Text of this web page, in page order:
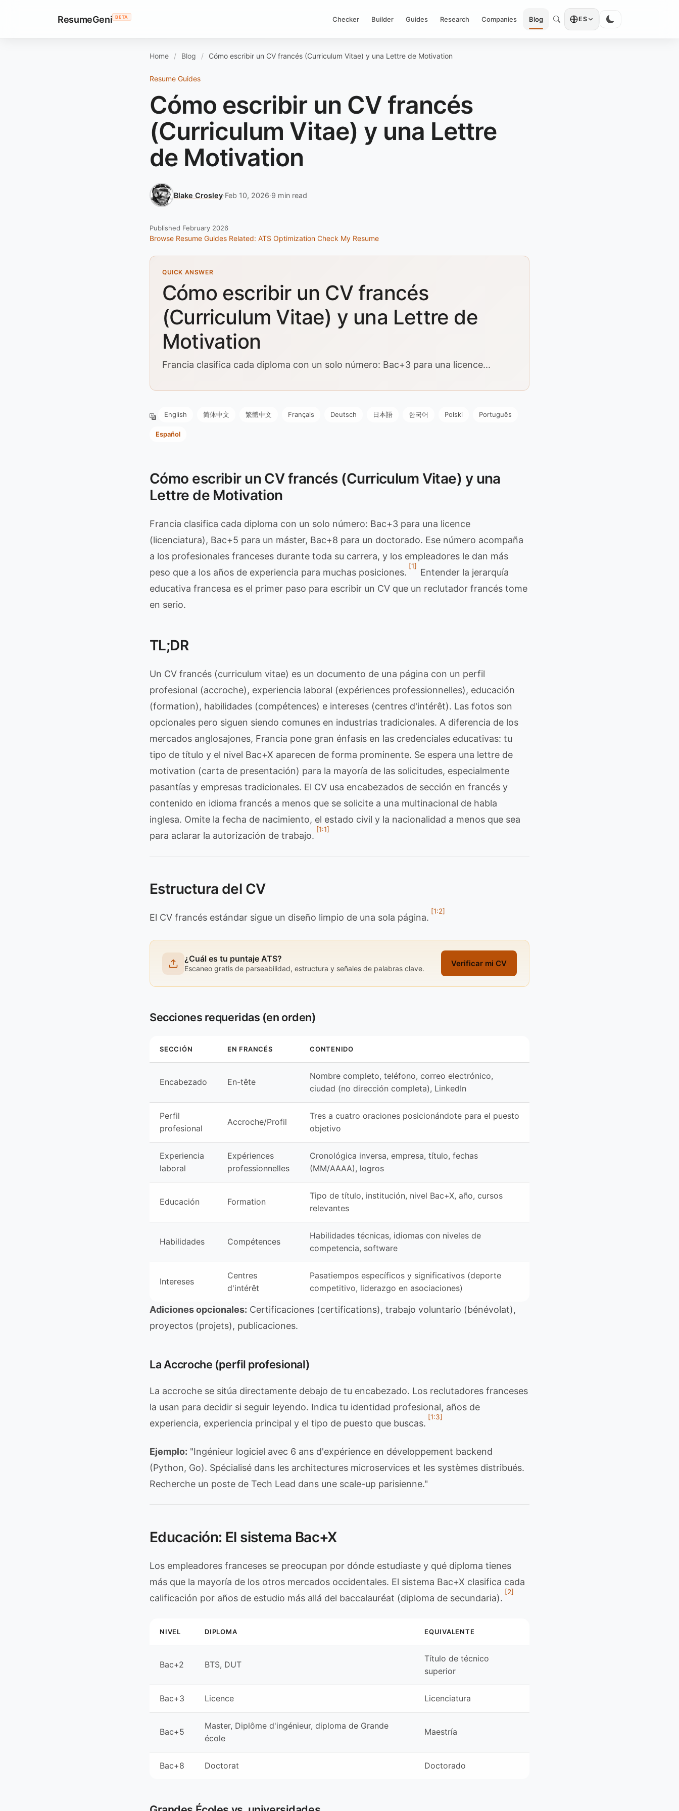
ResumeGeni BETA Checker Builder Guides Research Companies Blog ES
Home Blog Cómo escribir un CV francés (Curriculum Vitae) y una Lettre de Motivation
Resume Guides
Cómo escribir un CV francés
(Curriculum Vitae) y una Lettre
de Motivation
Blake Crosley·Feb 10, 2026·9 min read
Published February 2026
Browse Resume Guides Related: ATS Optimization Check My Resume
QUICK ANSWER
Cómo escribir un CV francés
(Curriculum Vitae) y una Lettre de
Motivation
Francia clasifica cada diploma con un solo número: Bac+3 para una licence...
English 简体中文 繁體中文 Français Deutsch 日本語 한국어 Polski Português
Español
Cómo escribir un CV francés (Curriculum Vitae) y una
Lettre de Motivation
Francia clasifica cada diploma con un solo número: Bac+3 para una licence
(licenciatura), Bac+5 para un máster, Bac+8 para un doctorado. Ese número acompaña
a los profesionales franceses durante toda su carrera, y los empleadores le dan más
peso que a los años de experiencia para muchas posiciones.
[1]
Entender la jerarquía
educativa francesa es el primer paso para escribir un CV que un reclutador francés tome
en serio.
TL;DR
Un CV francés (curriculum vitae) es un documento de una página con un perfil
profesional (accroche), experiencia laboral (expériences professionnelles), educación
(formation), habilidades (compétences) e intereses (centres d'intérêt). Las fotos son
opcionales pero siguen siendo comunes en industrias tradicionales. A diferencia de los
mercados anglosajones, Francia pone gran énfasis en las credenciales educativas: tu
tipo de título y el nivel Bac+X aparecen de forma prominente. Se espera una lettre de
motivation (carta de presentación) para la mayoría de las solicitudes, especialmente
pasantías y empresas tradicionales. El CV usa encabezados de sección en francés y
contenido en idioma francés a menos que se solicite a una multinacional de habla
inglesa. Omite la fecha de nacimiento, el estado civil y la nacionalidad a menos que sea
para aclarar la autorización de trabajo.
[1:1]
Estructura del CV
El CV francés estándar sigue un diseño limpio de una sola página.
[1:2]
¿Cuál es tu puntaje ATS?
Escaneo gratis de parseabilidad, estructura y señales de palabras clave.
Verificar mi CV
Secciones requeridas (en orden)
SECCIÓN EN FRANCÉS CONTENIDO
Encabezado En-tête
Nombre completo, teléfono, correo electrónico,
ciudad (no dirección completa), LinkedIn
Perfil
profesional
Accroche/Profil
Tres a cuatro oraciones posicionándote para el puesto
objetivo
Experiencia
laboral
Expériences
professionnelles
Cronológica inversa, empresa, título, fechas
(MM/AAAA), logros
Educación Formation
Tipo de título, institución, nivel Bac+X, año, cursos
relevantes
Habilidades Compétences
Habilidades técnicas, idiomas con niveles de
competencia, software
Intereses
Centres
d'intérêt
Pasatiempos específicos y significativos (deporte
competitivo, liderazgo en asociaciones)
Adiciones opcionales: Certificaciones (certifications), trabajo voluntario (bénévolat),
proyectos (projets), publicaciones.
La Accroche (perfil profesional)
La accroche se sitúa directamente debajo de tu encabezado. Los reclutadores franceses
la usan para decidir si seguir leyendo. Indica tu identidad profesional, años de
experiencia, experiencia principal y el tipo de puesto que buscas.
[1:3]
Ejemplo: "Ingénieur logiciel avec 6 ans d'expérience en développement backend
(Python, Go). Spécialisé dans les architectures microservices et les systèmes distribués.
Recherche un poste de Tech Lead dans une scale-up parisienne."
Educación: El sistema Bac+X
Los empleadores franceses se preocupan por dónde estudiaste y qué diploma tienes
más que la mayoría de los otros mercados occidentales. El sistema Bac+X clasifica cada
calificación por años de estudio más allá del baccalauréat (diploma de secundaria).
[2]
NIVEL DIPLOMA EQUIVALENTE
Bac+2 BTS, DUT
Título de técnico
superior
Bac+3 Licence Licenciatura
Bac+5
Master, Diplôme d'ingénieur, diploma de Grande
école
Maestría
Bac+8 Doctorat Doctorado